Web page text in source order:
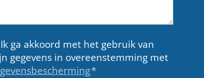
Ik ga akkoord met het gebruik van
gegevens in overeenstemming met
*